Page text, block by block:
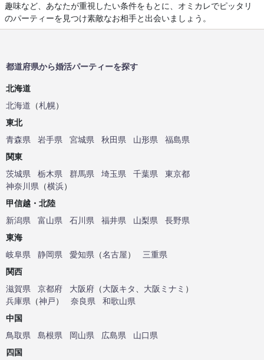
趣味など、あなたが重視したい条件をもとに、オミカレでピッタリ
のパーティーを見つけ素敵なお相手と出会いましょう。
都道府県から婚活パーティーを探す
北海道
北海道 （札幌）
東北
青森県
岩手県 宮城県 秋田県 山形県
福島県
関東
茨城県
栃木県 群馬県 埼玉県 千葉県
東京都
神奈川県 （横浜）
甲信越・北陸
新潟県
富山県 石川県 福井県 山梨県
長野県
東海
岐阜県
静岡県 愛知県 （名古屋）
三重県
関西
滋賀県
京都府 大阪府 （大阪キタ 大阪ミナミ ）
兵庫県 （神戸） 奈良県
和歌山県
中国
鳥取県
島根県 岡山県 広島県
山口県
四国